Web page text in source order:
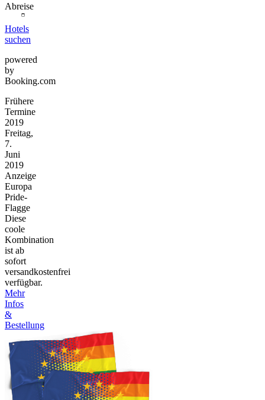
Abreise
Hotels
suchen
powered
by
Booking.com
Frühere
Termine
2019
Freitag,
7.
Juni
2019
Anzeige
Europa
Pride-
Flagge
Diese
coole
Kombination
ist ab
sofort
versandkostenfrei
verfügbar.
Mehr
Infos
&
Bestellung